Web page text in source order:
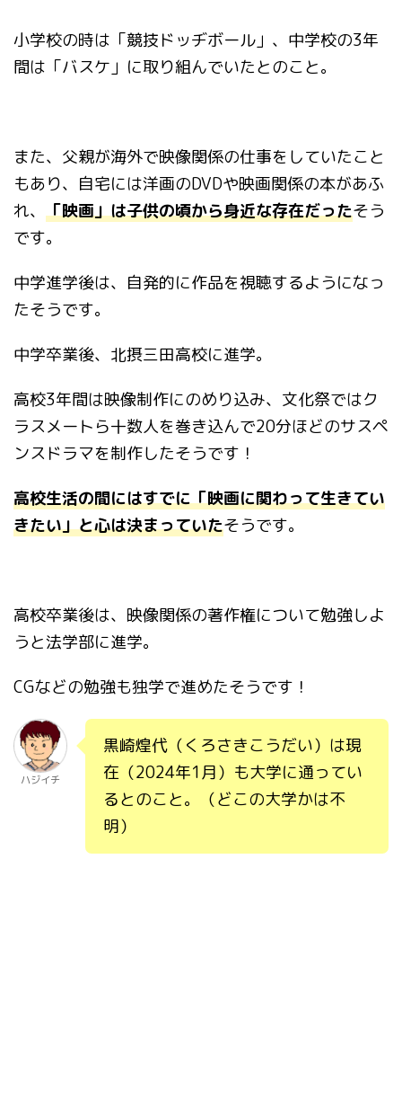
小学校の時は「競技ドッヂボール」、中学校の3年
間は「バスケ」に取り組んでいたとのこと。
また、父親が海外で映像関係の仕事をしていたこと
もあり、自宅には洋画のDVDや映画関係の本があふ
れ、 「映画」は子供の頃から身近な存在だったそう
です。
中学進学後は、自発的に作品を視聴するようになっ
たそうです。
中学卒業後、北摂三田高校に進学。
高校3年間は映像制作にのめり込み、文化祭ではク
ラスメートら十数人を巻き込んで20分ほどのサスペ
ンスドラマを制作したそうです！
高校生活の間にはすでに「映画に関わって生きてい
きたい」と心は決まっていたそうです。
高校卒業後は、映像関係の著作権について勉強しよ
うと法学部に進学。
CGなどの勉強も独学で進めたそうです！
ハジイチ
黒崎煌代（くろさきこうだい）は現
在（2024年1月）も大学に通ってい
るとのこと。（どこの大学かは不
明）